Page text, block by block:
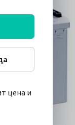
цена и